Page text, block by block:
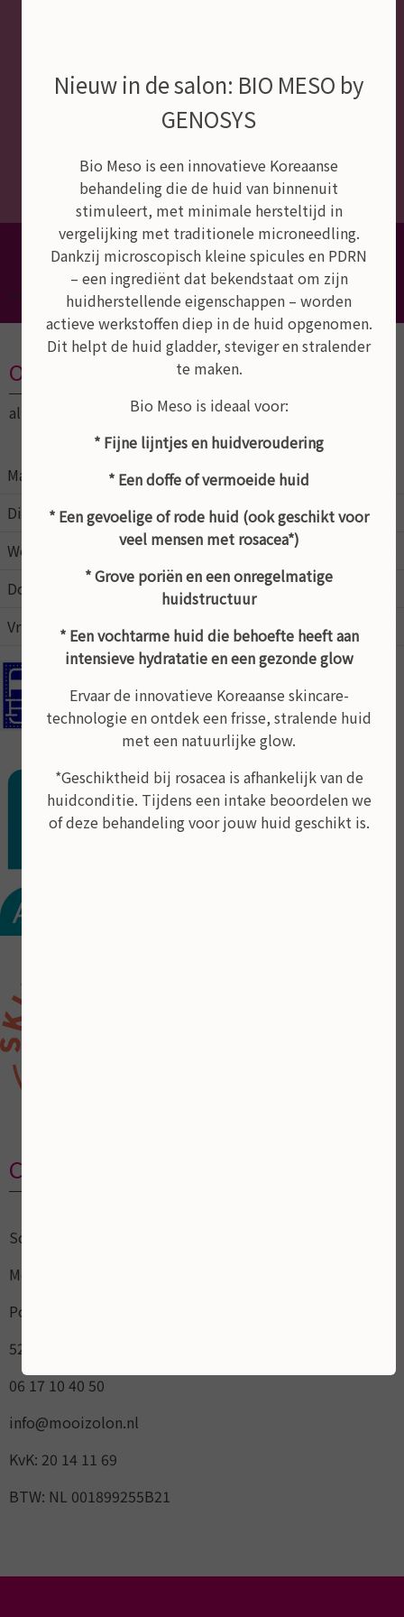
Dé schoonheidssalon van Empel,
Rosmalen en Den Bosch
Openingstijden
altijd op afspraak
Maandag 09:00
Dinsdag
09:00
17:00
Woensdag
09:00
Donderdag
09:00
Vrijdag
09:00
Behandeling op afspraak
Contactgegevens
Schoonheidsalon
Mooi ZoLon
Pottenbakker 15
5236AL Empel / `s-Hertogenbosch
06 17 10 40 50
info@mooizolon.nl
KvK: 20 14 11 69
BTW: NL 001899255B21
Nieuw in de salon: BIO MESO by
GENOSYS
Bio Meso is een innovatieve Koreaanse
behandeling die de huid van binnenuit
stimuleert, met minimale hersteltijd in
vergelijking met traditionele microneedling.
Dankzij microscopisch kleine spicules en PDRN
– een ingrediënt dat bekendstaat om zijn
huidherstellende eigenschappen – worden
actieve werkstoffen diep in de huid opgenomen.
Dit helpt de huid gladder, steviger en stralender
te maken.
Bio Meso is ideaal voor:
* Fijne lijntjes en huidveroudering
* Een doffe of vermoeide huid
* Een gevoelige of rode huid (ook geschikt voor
veel mensen met rosacea*)
* Grove poriën en een onregelmatige
huidstructuur
* Een vochtarme huid die behoefte heeft aan
intensieve hydratatie en een gezonde glow
Ervaar de innovatieve Koreaanse skincare-
technologie en ontdek een frisse, stralende huid
met een natuurlijke glow.
*Geschiktheid bij rosacea is afhankelijk van de
huidconditie. Tijdens een intake beoordelen we
of deze behandeling voor jouw huid geschikt is.